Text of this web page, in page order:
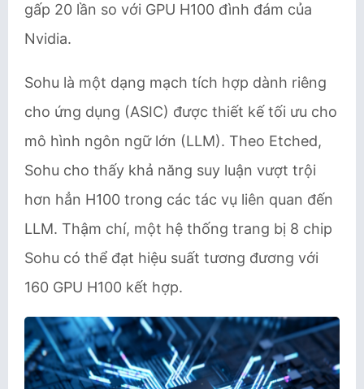
gấp 20 lần so với GPU H100 đình đám của
Nvidia.
Sohu là một dạng mạch tích hợp dành riêng
cho ứng dụng (ASIC) được thiết kế tối ưu cho
mô hình ngôn ngữ lớn (LLM). Theo Etched,
Sohu cho thấy khả năng suy luận vượt trội
hơn hẳn H100 trong các tác vụ liên quan đến
LLM. Thậm chí, một hệ thống trang bị 8 chip
Sohu có thể đạt hiệu suất tương đương với
160 GPU H100 kết hợp.